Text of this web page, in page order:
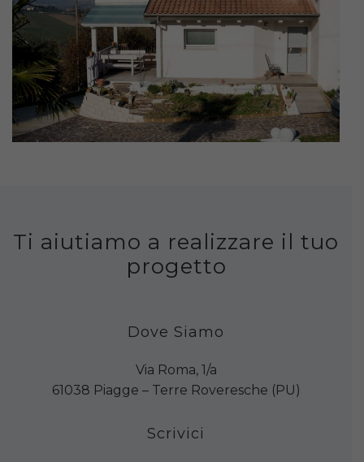
Ti aiutiamo a realizzare il tuo
progetto
Dove Siamo
Via Roma, 1/a
61038 Piagge – Terre Roveresche (PU)
Scrivici